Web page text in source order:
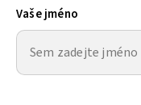
Vaše jméno